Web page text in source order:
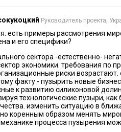
факторами снижения спроса
военно-
массы, что дает ответ
масса, привлеченная в
инвестиционная
обороны и спецслужб,
Буша сделала все возможное
и Ираке. Деньги, вложенные
США прибыль, и
Руководитель проекта,
есть примеры рассмотрения
и его специфики?
сектора -естественно-
экономики. требования по
риски
факту - пузырить новые
к развитию силиконовой
технологические пузыри,
изменить ситуацию в
коренным образом менять
процесса пузырения